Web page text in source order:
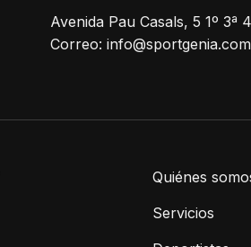
Avenida Pau Casals, 5 1º 3ª
Correo: info@sportgenia.com
Quiénes
Servicios